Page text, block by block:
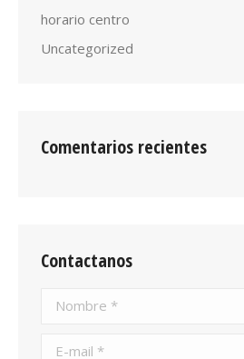
horario centro
Uncategorized
Comentarios recientes
Contactanos
Nombre *
E-mail *